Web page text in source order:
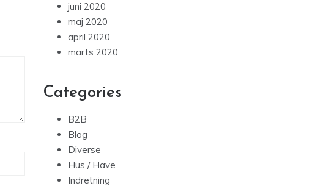
juni 2020
maj 2020
april 2020
marts 2020
Categories
B2B
Blog
Diverse
Hus / Have
Indretning